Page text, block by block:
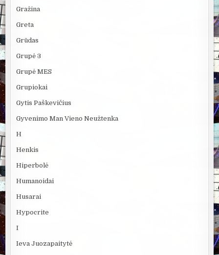
Gražina
Greta
Grūdas
Grupė 3
Grupė MES
Grupiokai
Gytis Paškevičius
Gyvenimo Man Vieno Neužtenka
H
Henkis
Hiperbolė
Humanoidai
Husarai
Hypocrite
I
Ieva Juozapaitytė